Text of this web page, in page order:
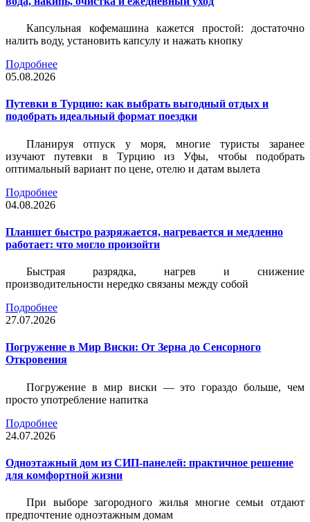
Капсульная кофемашина кажется простой: достаточно
налить воду, установить капсулу и нажать кнопку
Подробнее
05.08.2026
Путевки в Турцию: как выбрать выгодный отдых и
подобрать идеальный формат поездки
Планируя отпуск у моря, многие туристы заранее
изучают путевки в Турцию из Уфы, чтобы подобрать
оптимальный вариант по цене, отелю и датам вылета
Подробнее
04.08.2026
Планшет быстро разряжается, нагревается и медленно
работает: что могло произойти
Быстрая разрядка, нагрев и снижение
производительности нередко связаны между собой
Подробнее
27.07.2026
Погружение в Мир Виски: От Зерна до Сенсорного
Откровения
Погружение в мир виски — это гораздо больше, чем
просто употребление напитка
Подробнее
24.07.2026
Одноэтажный дом из СИП-панелей: практичное решение
для комфортной жизни
При выборе загородного жилья многие семьи отдают
предпочтение одноэтажным домам